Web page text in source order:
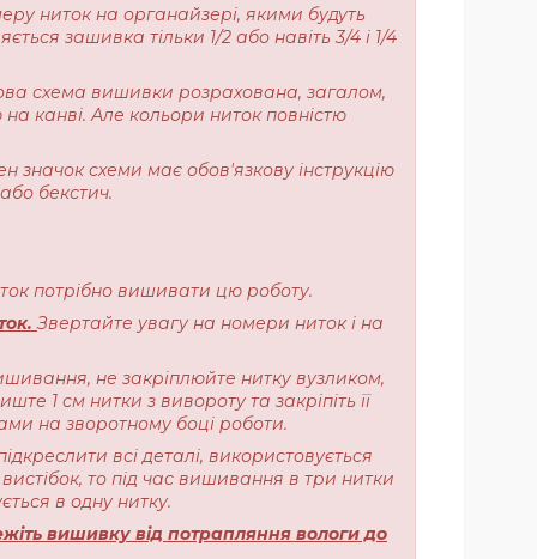
ниток на органайзері, якими будуть
зашивка тільки 1/2 або навіть 3/4 і 1/4
схема вишивки розрахована, загалом,
канві. Але кольори ниток повністю
значок схеми має обов'язкову інструкцію
бекстич.
потрібно вишивати цю роботу.
Звертайте увагу на номери ниток і на
не закріплюйте нитку вузликом,
1 см нитки з вивороту та закріпіть її
на зворотному боці роботи.
всі деталі, використовується
то під час вишивання в три нитки
в одну нитку.
вишивку від потрапляння вологи до